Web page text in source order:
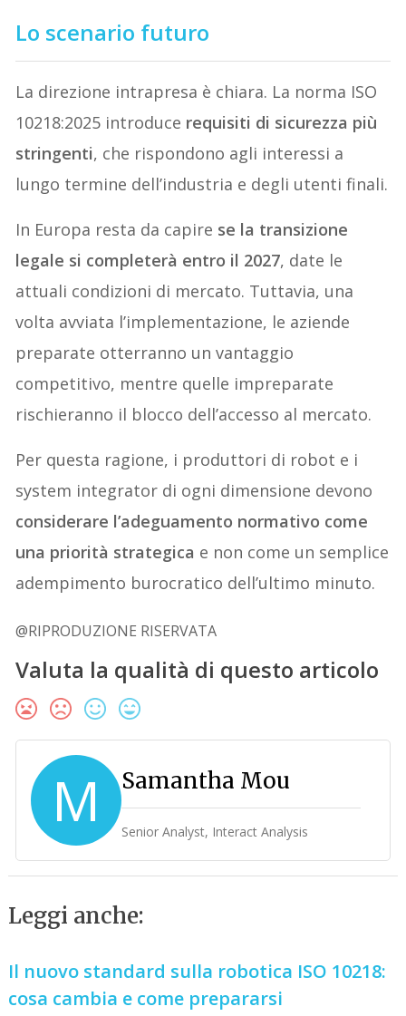
Lo scenario futuro
La direzione intrapresa è chiara. La norma ISO
10218:2025 introduce requisiti di sicurezza più
stringenti, che rispondono agli interessi a
lungo termine dell’industria e degli utenti finali.
In Europa resta da capire se la transizione
legale si completerà entro il 2027, date le
attuali condizioni di mercato. Tuttavia, una
volta avviata l’implementazione, le aziende
preparate otterranno un vantaggio
competitivo, mentre quelle impreparate
rischieranno il blocco dell’accesso al mercato.
Per questa ragione, i produttori di robot e i
system integrator di ogni dimensione devono
considerare l’adeguamento normativo come
una priorità strategica e non come un semplice
adempimento burocratico dell’ultimo minuto.
@RIPRODUZIONE RISERVATA
Valuta la qualità di questo articolo
M Samantha Mou
Senior Analyst, Interact Analysis
Leggi anche:
Il nuovo standard sulla robotica ISO 10218:
cosa cambia e come prepararsi